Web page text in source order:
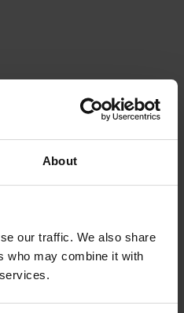
About
our traffic. We also share
who may combine it with
Ø 203 mm